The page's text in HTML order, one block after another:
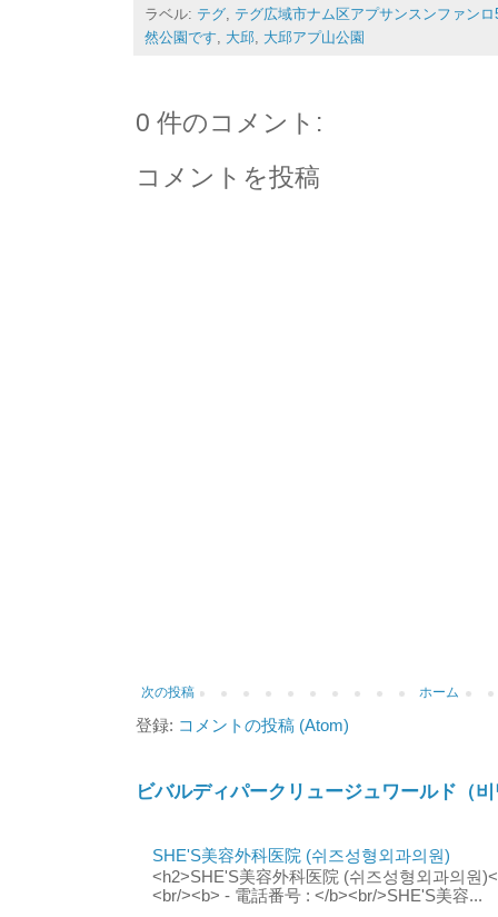
ラベル: テグ テグ広域市ナム区アプサンスンファンロ
然公園です
大邱 大邱アプ山公園
0 件のコメント:
コメントを投稿
次の投稿 ホーム
登録: コメントの投稿 (Atom)
ビバルディパークリュージュワールド（
SHE'S美容外科医院 (쉬즈성형외과의원)
<h2>SHE'S美容外科医院 (쉬즈성형외과의원
<br/><b> - 電話番号 : </b><br/>SHE'S美容...